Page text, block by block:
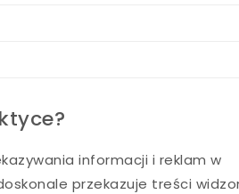
informacji i reklam w
przekazuje treści